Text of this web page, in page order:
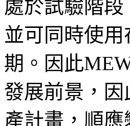
處於試驗階
並可同時使
期。因此
發展前景，
產計畫，順